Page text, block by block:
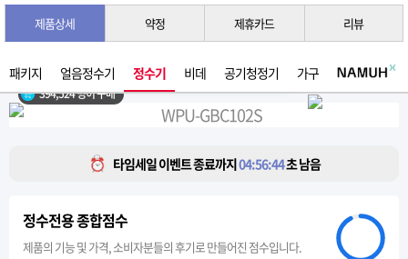
패키지 얼음정수기 정수기 비데 공기청정기 가구
제품상세 약정 제휴카드 리뷰
3초 간편 견적 받기 →
2026년 07월 생산
394,524 명이 구매
타임세일 이벤트 종료까지04:56:41초 남음
정수전용 종합점수
제품의 기능 및 가격, 소비자분들의 후기로 만들어진 점수입니다.